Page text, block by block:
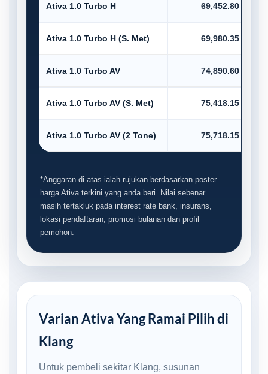
Ativa 1.0 Turbo H 69,452.80
Ativa 1.0 Turbo H (S. Met) 69,980.35
Ativa 1.0 Turbo AV 74,890.60
Ativa 1.0 Turbo AV (S. Met) 75,418.15
Ativa 1.0 Turbo AV (2 Tone) 75,718.15
*Anggaran di atas ialah rujukan berdasarkan poster
harga Ativa terkini yang anda beri. Nilai sebenar
masih tertakluk pada interest rate bank, insurans,
lokasi pendaftaran, promosi bulanan dan profil
pemohon.
Varian Ativa Yang Ramai Pilih di
Klang
Untuk pembeli sekitar Klang, susunan